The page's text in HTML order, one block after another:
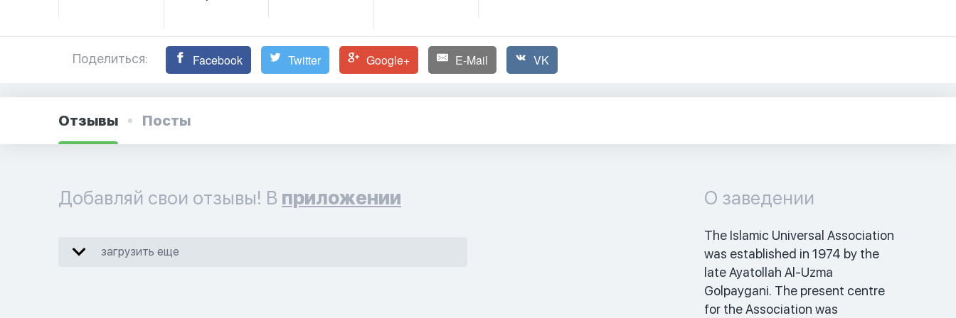
Поделиться: Facebook Twitter Google+ E-Mail VK
Отзывы Посты
Добавляй свои отзывы! В приложении
загрузить еще
О заведении
The Islamic Universal Association
was established in 1974 by the
late Ayatollah Al-Uzma
Golpaygani. The present centre
for the Association was